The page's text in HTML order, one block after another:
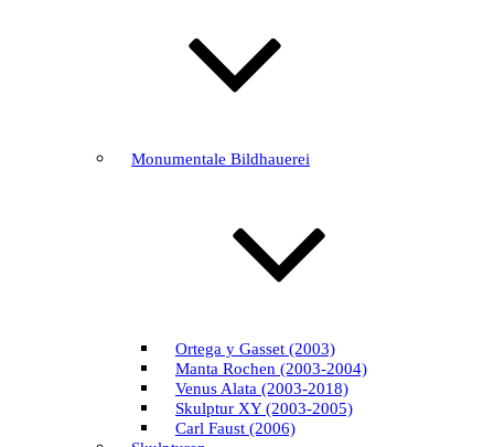
Monumentale Bildhauerei
Ortega y Gasset (2003)
Manta Rochen (2003-2004)
Venus Alata (2003-2018)
Skulptur XY (2003-2005)
Carl Faust (2006)